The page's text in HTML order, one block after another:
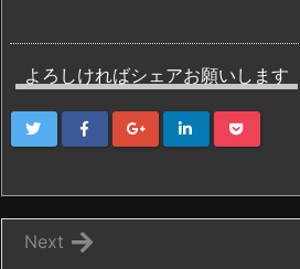
よろしければシェアお願いします
Next